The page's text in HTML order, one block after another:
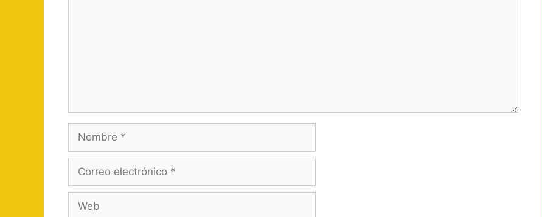
electrónico